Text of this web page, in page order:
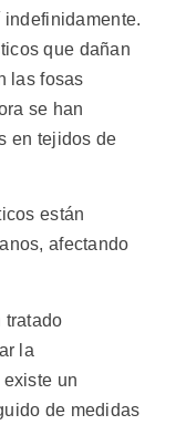
que dañan
las fosas
se han
en tejidos de
están
afectando
tratado
la
un
de medidas